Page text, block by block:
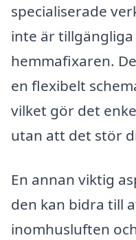
specialiserade
inte är
hemmafixaren.
en flexibelt
vilket gör det
utan att det stör
En annan viktig
den kan bidra till
inomhusluften